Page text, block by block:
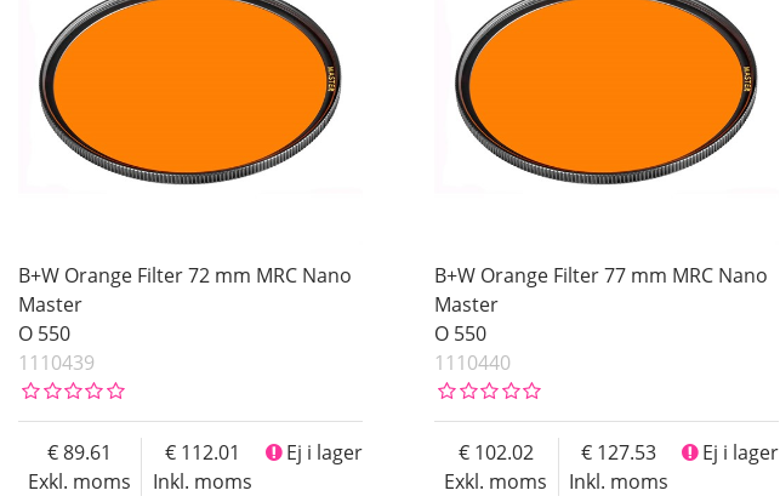
B+W Orange Filter 72 mm MRC Nano
Master
O 550
1110439
Exkl. moms
89.61
Inkl. moms
112.01 Ej i lager
B+W Orange Filter 77 mm MRC Nano
Master
O 550
1110440
Exkl. moms
102.02
Inkl. moms
127.53 Ej i lager